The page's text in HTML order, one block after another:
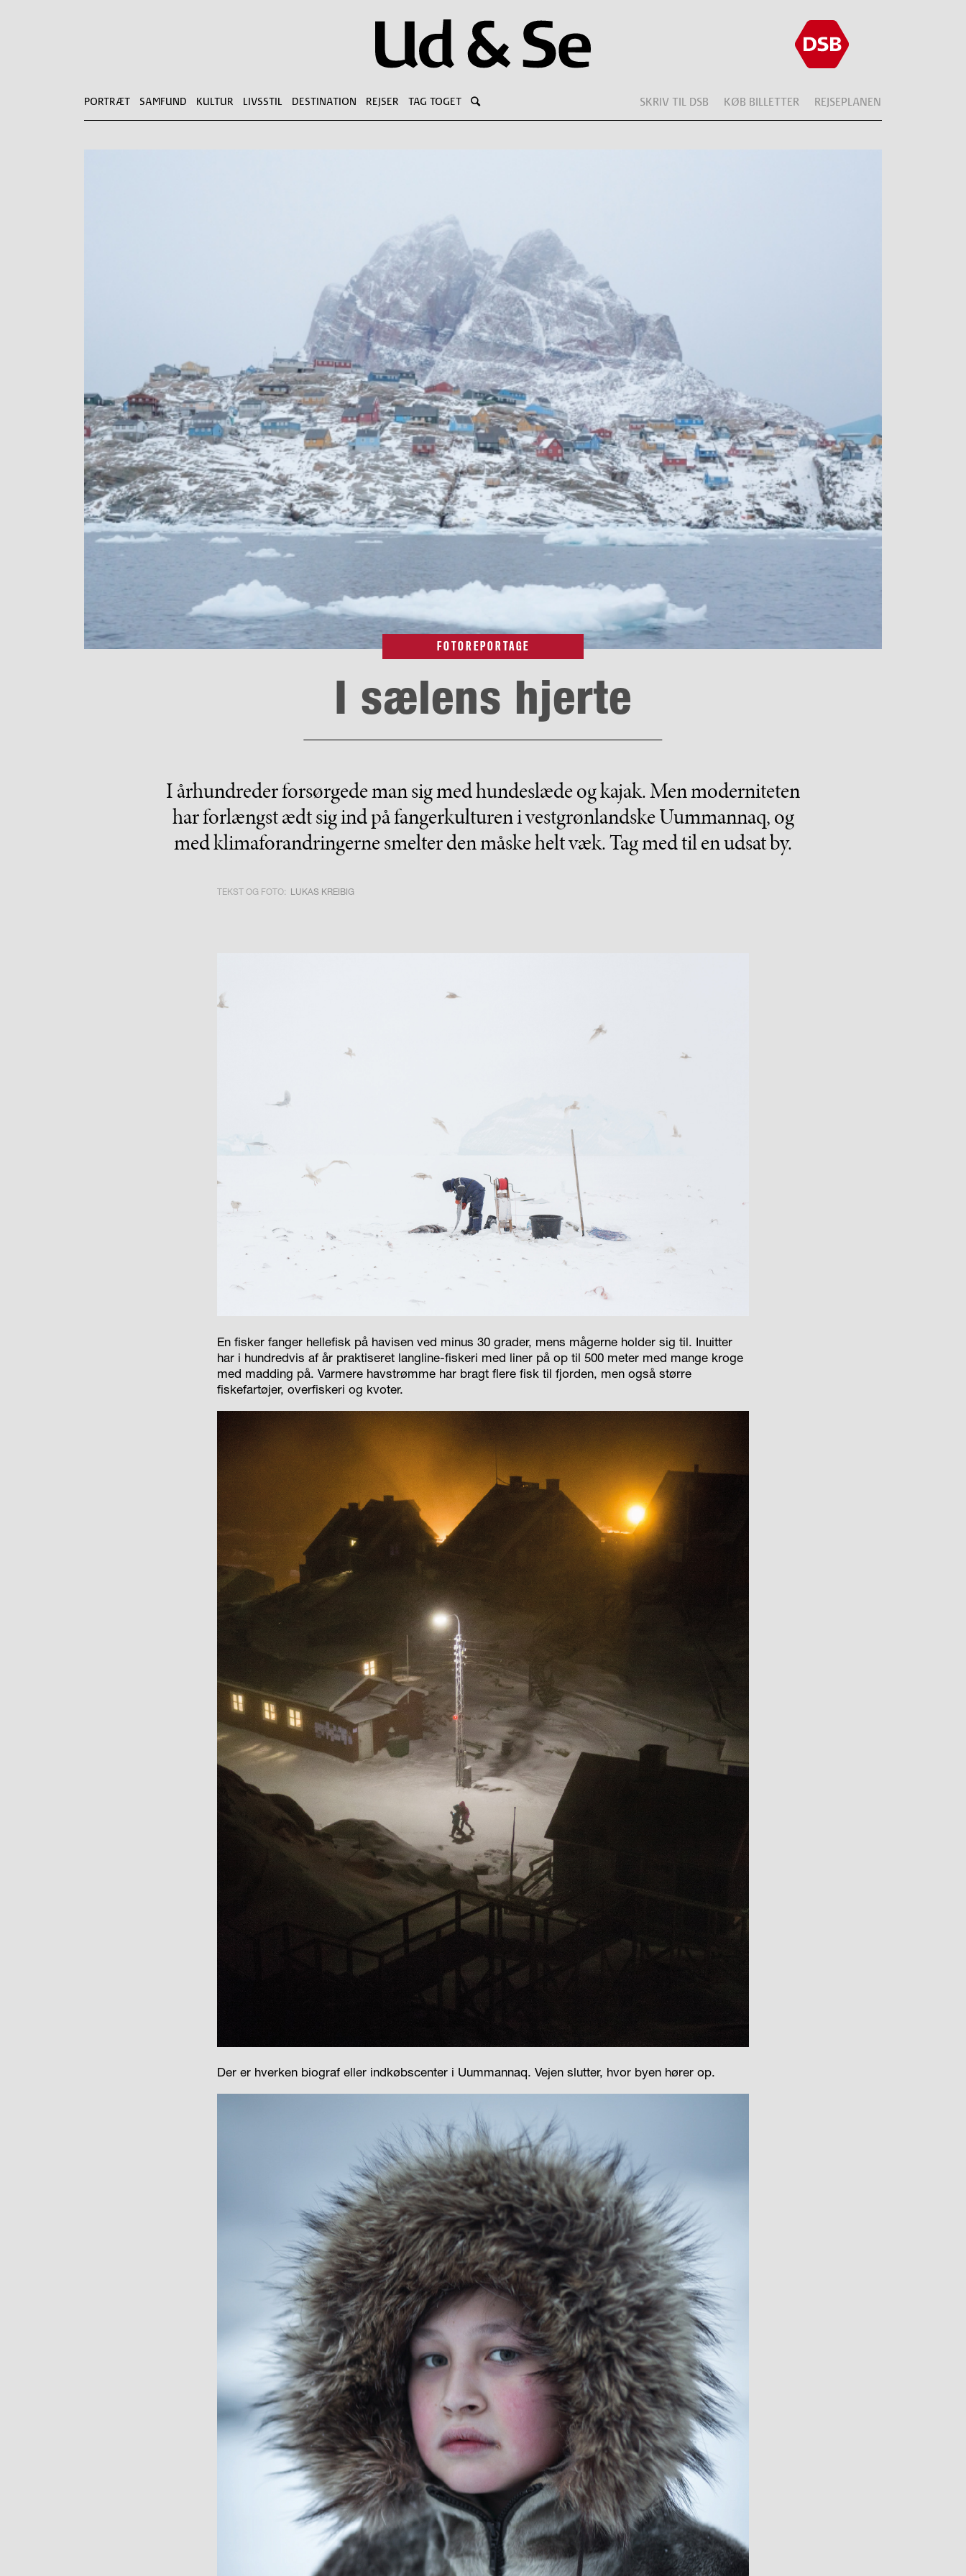
PORTRÆT SAMFUND KULTUR LIVSSTIL DESTINATION REJSER TAG TOGET SKRIV TIL DSB KØB BILLETTER REJSEPLANEN
FOTOREPORTAGE
I sælens hjerte
I århundreder forsørgede man sig med hundeslæde og kajak. Men moderniteten
har forlængst ædt sig ind på fangerkulturen i vestgrønlandske Uummannaq, og
med klimaforandringerne smelter den måske helt væk. Tag med til en udsat by.
TEKST OG FOTO: LUKAS KREIBIG
En fisker fanger hellefisk på havisen ved minus 30 grader, mens mågerne holder sig til. Inuitter
har i hundredvis af år praktiseret langline-fiskeri med liner på op til 500 meter med mange kroge
med madding på. Varmere havstrømme har bragt flere fisk til fjorden, men også større
fiskefartøjer, overfiskeri og kvoter.
Der er hverken biograf eller indkøbscenter i Uummannaq. Vejen slutter, hvor byen hører op.